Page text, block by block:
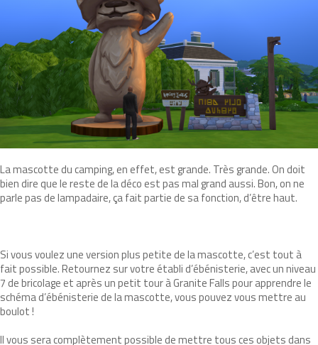
La mascotte du camping, en effet, est grande. Très grande. On doit
bien dire que le reste de la déco est pas mal grand aussi. Bon, on ne
parle pas de lampadaire, ça fait partie de sa fonction, d’être haut.
Si vous voulez une version plus petite de la mascotte, c’est tout à
fait possible. Retournez sur votre établi d’ébénisterie, avec un niveau
7 de bricolage et après un petit tour à Granite Falls pour apprendre le
schéma d’ébénisterie de la mascotte, vous pouvez vous mettre au
boulot !
Il vous sera complètement possible de mettre tous ces objets dans